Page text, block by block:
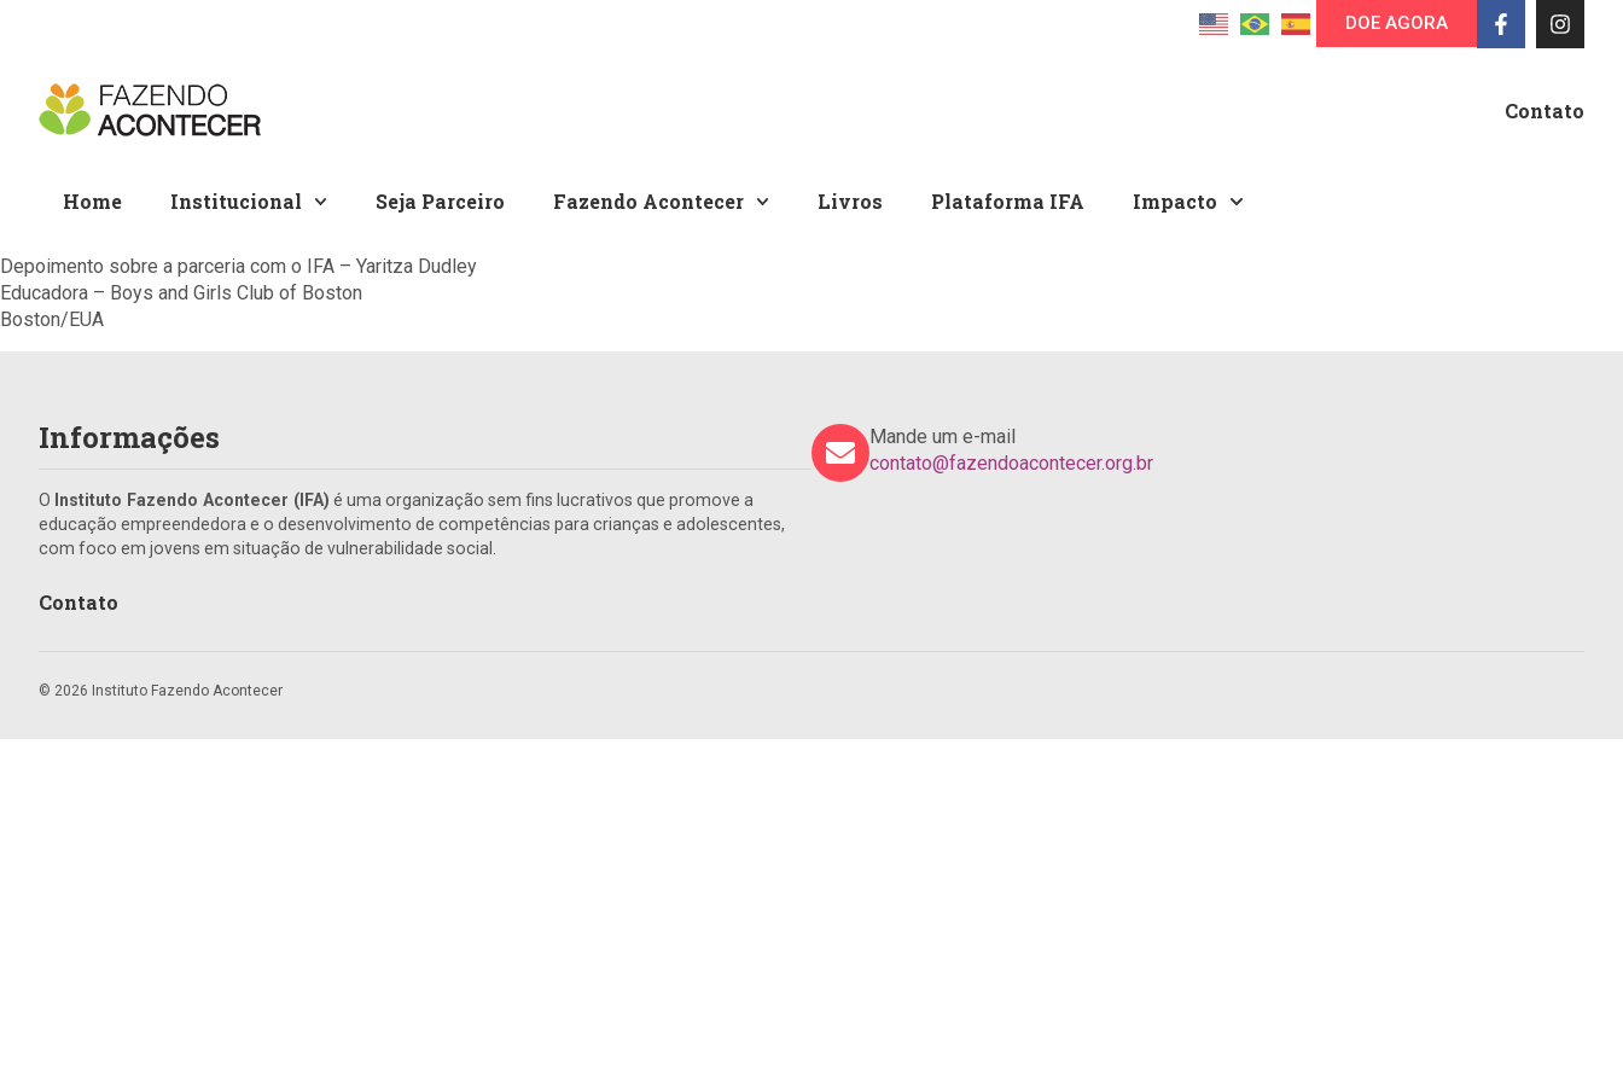
DOE AGORA
Contato
Home Institucional Seja Parceiro Fazendo Acontecer Livros Plataforma IFA Impacto
Depoimento sobre a parceria com o IFA – Yaritza Dudley
Educadora – Boys and Girls Club of Boston
Boston/EUA
Informações
O Instituto Fazendo Acontecer (IFA) é uma organização sem fins lucrativos que promove a
educação empreendedora e o desenvolvimento de competências para crianças e adolescentes,
com foco em jovens em situação de vulnerabilidade social.
Contato
Mande um e-mail
contato@fazendoacontecer.org.br
© 2026 Instituto Fazendo Acontecer